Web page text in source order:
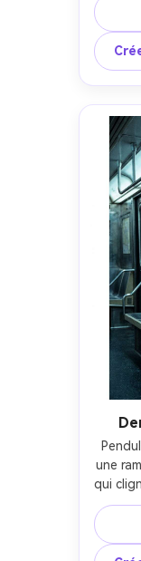
en
épis,
brume
une
qui
dans